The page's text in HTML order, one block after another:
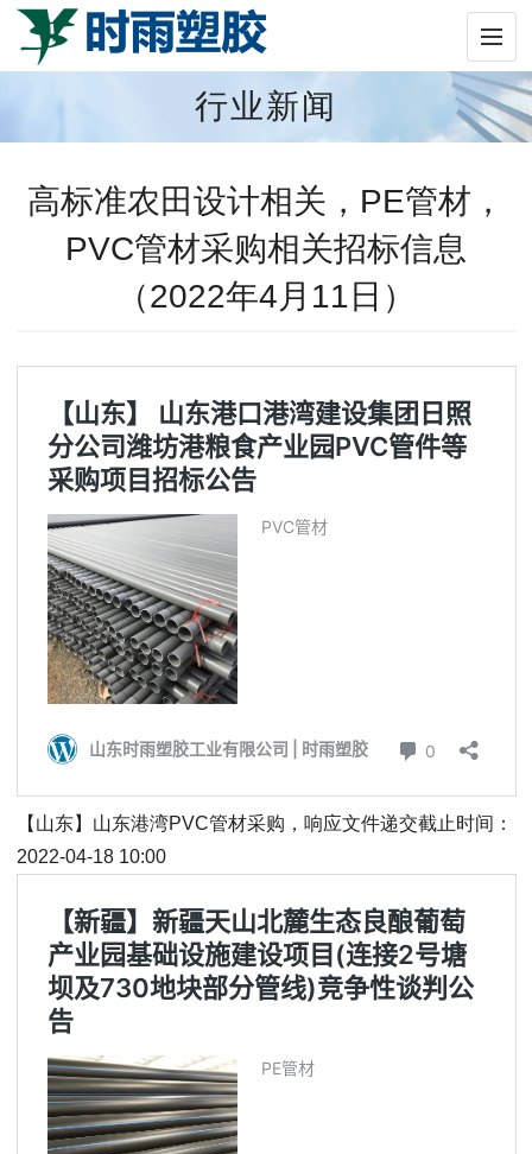
行业新闻
高标准农田设计相关，PE管材，
PVC管材采购相关招标信息
（2022年4月11日）
【山东】山东港湾PVC管材采购，响应文件递交截止时间：
2022-04-18 10:00